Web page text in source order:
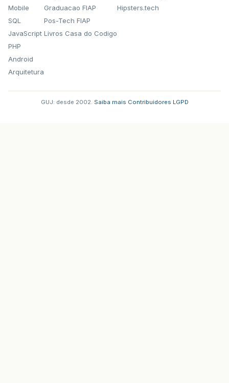
Mobile
SQL
JavaScript
PHP
Android
Arquitetura
Graduacao FIAP
Pos-Tech FIAP
Livros Casa do Codigo
Hipsters.tech
GUJ: desde 2002. Saiba mais Contribuidores LGPD